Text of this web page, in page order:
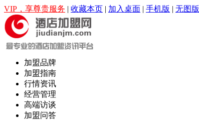
VIP，享尊贵服务 | 收藏本页 | 加入桌面 | 手机版 | 无图版
加盟品牌
加盟指南
行情资讯
经营管理
高端访谈
加盟问答